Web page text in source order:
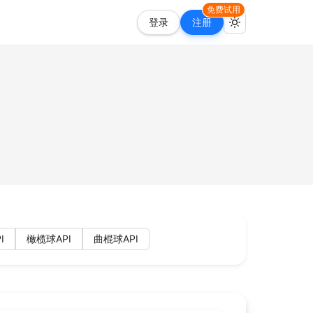
登录 注册
免费试用
橄榄球API 曲棍球API